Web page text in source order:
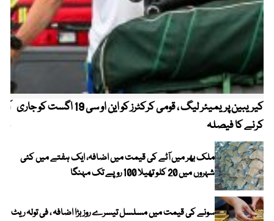
کیریبین پریمیئر لیگ ، قومی کرکٹرز کو این او سی 19 اگست کو جاری
کرنے کا فیصلہ
ملک بھر میں آٹے کی قیمت میں اضافہ، ایک ہفتے میں کئی
شہروں میں 20 کلو تھیلا 100 روپے تک مہنگا
سونے کی قیمت میں مسلسل تیسرے روز بڑا اضافہ ، فی تولہ ریٹ